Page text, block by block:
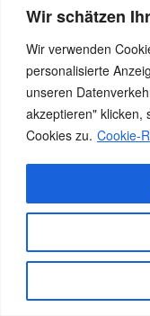
Wir schätzen
Wir verwenden
personalisierte
unseren
akzeptieren" klicken,
Cookies zu. Cookie-
Also schaut gerne
zeitnah vereinbaren,
Dieser Eintrag wurde
veröffentlicht. Setze ein
Datenschutz